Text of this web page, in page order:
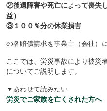
②後遺障害や死亡によって喪失
益）
③１００％分の休業損害
の各賠償請求を事業主（会社）
ここでは、労災事故により被災
についてご説明します。
▼あわせて読みたい
労災でご家族を亡くされた方へ